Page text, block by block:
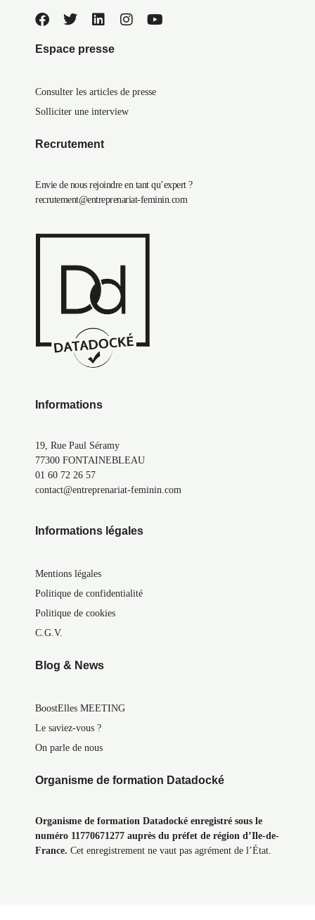
Espace presse
Consulter les articles de presse
Solliciter une interview
Recrutement
Envie de nous rejoindre en tant qu’expert ?
recrutement@entreprenariat-feminin.com
Informations
19, Rue Paul Séramy
77300 FONTAINEBLEAU
01 60 72 26 57
contact@entreprenariat-feminin.com
Informations légales
Mentions légales
Politique de confidentialité
Politique de cookies
C.G.V.
Blog & News
BoostElles MEETING
Le saviez-vous ?
On parle de nous
Organisme de formation Datadocké
Organisme de formation Datadocké enregistré sous le
numéro 11770671277 auprès du préfet de région d’Ile-de-
France. Cet enregistrement ne vaut pas agrément de l’État.